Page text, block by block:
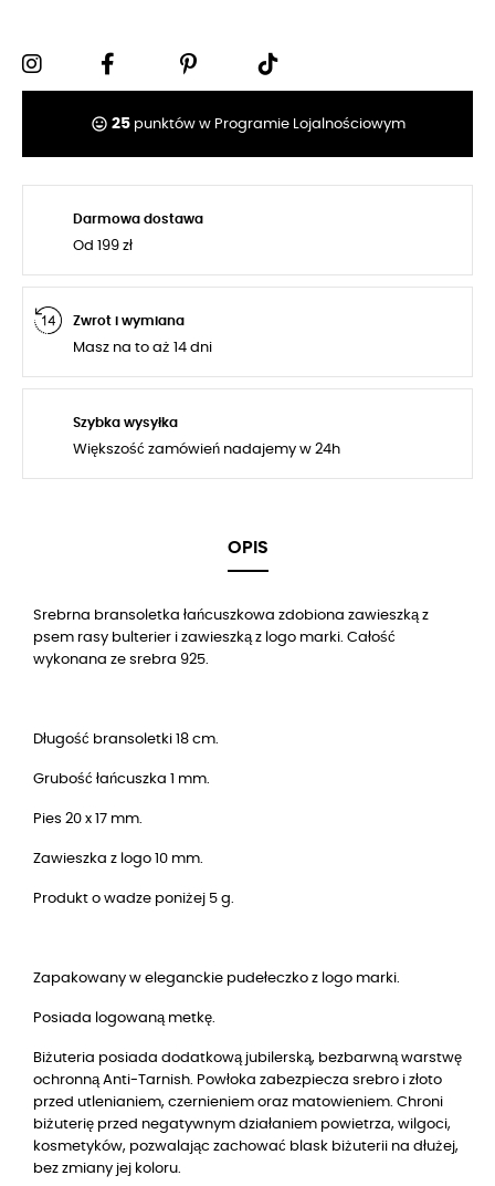
tag_faces 25punktów w Programie Lojalnościowym
Darmowa dostawa
Od 199 zł
Zwrot i wymiana
Masz na to aż 14 dni
Szybka wysyłka
Większość zamówień nadajemy w 24h
OPIS
Srebrna bransoletka łańcuszkowa zdobiona zawieszką z
psem rasy bulterier i zawieszką z logo marki. Całość
wykonana ze srebra 925.
Długość bransoletki 18 cm.
Grubość łańcuszka 1 mm.
Pies 20 x 17 mm.
Zawieszka z logo 10 mm.
Produkt o wadze poniżej 5 g.
Zapakowany w eleganckie pudełeczko z logo marki.
Posiada logowaną metkę.
Biżuteria posiada dodatkową jubilerską, bezbarwną warstwę
ochronną Anti-Tarnish. Powłoka zabezpiecza srebro i złoto
przed utlenianiem, czernieniem oraz matowieniem. Chroni
biżuterię przed negatywnym działaniem powietrza, wilgoci,
kosmetyków, pozwalając zachować blask biżuterii na dłużej,
bez zmiany jej koloru.